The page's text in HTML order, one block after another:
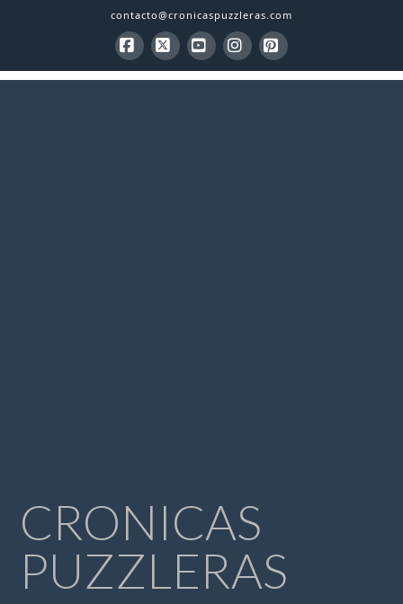
contacto@cronicaspuzzleras.com
Facebook
X YouTubeInstagram
Pinterest
CRONICAS
PUZZLERAS